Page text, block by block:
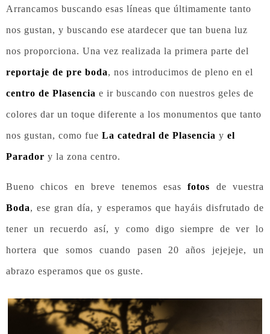
Arrancamos buscando esas líneas que últimamente tanto
nos gustan, y buscando ese atardecer que tan buena luz
nos proporciona. Una vez realizada la primera parte del
reportaje de pre boda, nos introducimos de pleno en el
centro de Plasencia e ir buscando con nuestros geles de
colores dar un toque diferente a los monumentos que tanto
nos gustan, como fue La catedral de Plasencia y el
Parador y la zona centro.
Bueno chicos en breve tenemos esasfotos de vuestra
Boda, ese gran día, y esperamos que hayáis disfrutado de
tener un recuerdo así, y como digo siempre de ver lo
hortera que somos cuando pasen 20 años jejejeje, un
abrazo esperamos que os guste.